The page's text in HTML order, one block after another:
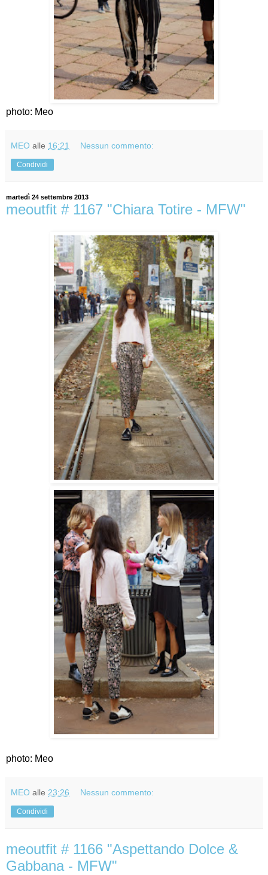
photo: Meo
MEO alle 16:21 Nessun commento:
Condividi
martedì 24 settembre 2013
meoutfit # 1167 "Chiara Totire - MFW"
photo: Meo
MEO alle 23:26 Nessun commento:
Condividi
meoutfit # 1166 "Aspettando Dolce &
Gabbana - MFW"